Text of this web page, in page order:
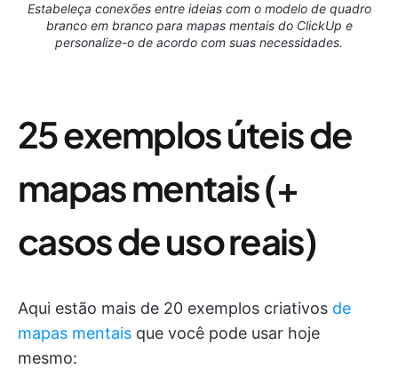
Estabeleça conexões entre ideias com o modelo de quadro
branco em branco para mapas mentais do ClickUp e
personalize-o de acordo com suas necessidades.
25 exemplos úteis de
mapas mentais (+
casos de uso reais)
Aqui estão mais de 20 exemplos criativos de
mapas mentais que você pode usar hoje
mesmo: